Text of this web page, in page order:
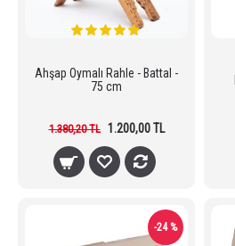
Ahşap Oymalı Rahle - Battal -
75 cm
1.380,20 TL 1.200,00 TL
-24 %